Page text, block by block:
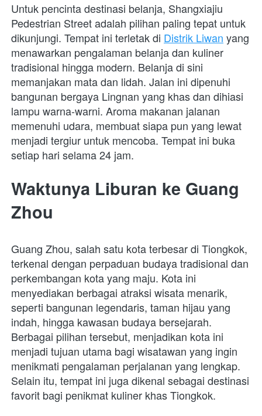
Untuk pencinta destinasi belanja, Shangxiajiu
Pedestrian Street adalah pilihan paling tepat untuk
dikunjungi. Tempat ini terletak di Distrik Liwan yang
menawarkan pengalaman belanja dan kuliner
tradisional hingga modern. Belanja di sini
memanjakan mata dan lidah. Jalan ini dipenuhi
bangunan bergaya Lingnan yang khas dan dihiasi
lampu warna-warni. Aroma makanan jalanan
memenuhi udara, membuat siapa pun yang lewat
menjadi tergiur untuk mencoba. Tempat ini buka
setiap hari selama 24 jam.
Waktunya Liburan ke Guang
Zhou
Guang Zhou, salah satu kota terbesar di Tiongkok,
terkenal dengan perpaduan budaya tradisional dan
perkembangan kota yang maju. Kota ini
menyediakan berbagai atraksi wisata menarik,
seperti bangunan legendaris, taman hijau yang
indah, hingga kawasan budaya bersejarah.
Berbagai pilihan tersebut, menjadikan kota ini
menjadi tujuan utama bagi wisatawan yang ingin
menikmati pengalaman perjalanan yang lengkap.
Selain itu, tempat ini juga dikenal sebagai destinasi
favorit bagi penikmat kuliner khas Tiongkok.